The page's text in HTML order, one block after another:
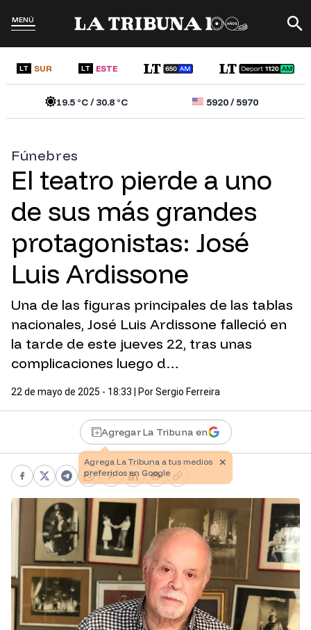
MENÚ
LT SUR LT ESTE
19.5°C /30.8°C 5920/5970
Fúnebres
El teatro pierde a uno
de sus más grandes
protagonistas: José
Luis Ardissone
Una de las figuras principales de las tablas
nacionales, José Luis Ardissone falleció en
la tarde de este jueves 22, tras unas
complicaciones luego d…
22 de mayo de 2025 - 18:33 | PorSergio Ferreira
Agregar La Tribuna en
Facebook
X Telegram
WhatsApp
Pinterest
LinkedIn
PrintCopy link